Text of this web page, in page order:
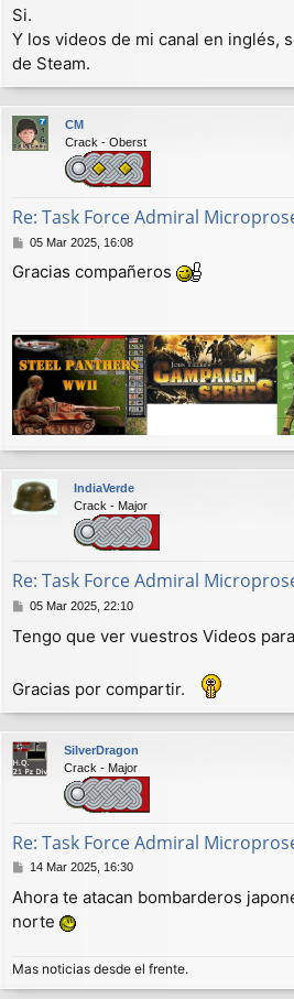
Si.
Y los videos de mi canal en inglés,
de Steam.
CM
Crack - Oberst
Re: Task Force Admiral
M
n
e
05 Mar 2025, 16:08
Gracias compañeros
IndiaVerde
Crack - Major
Re: Task Force Admiral
M
n
j
e
05 Mar 2025, 22:10
Tengo que ver vuestros Videos
Gracias por compartir.
SilverDragon
Crack - Major
Re: Task Force Admiral
M
n
s
e
14 Mar 2025, 16:30
Ahora te atacan bombarderos
norte
Mas noticias desde el frente.